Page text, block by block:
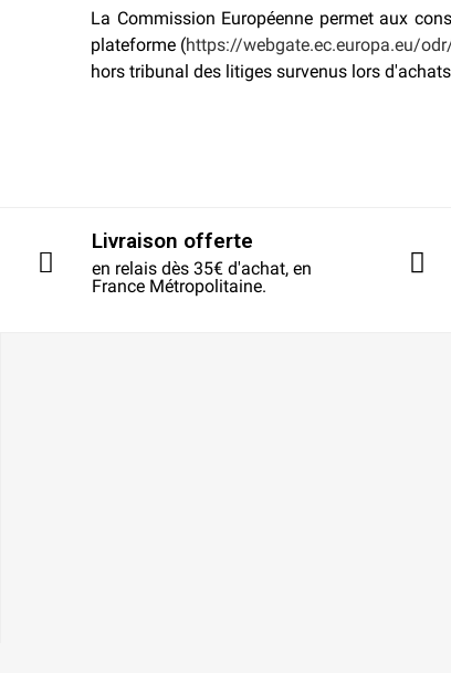
La Commission Européenne permet aux
plateforme (https://webgate.ec.europa.eu/
hors tribunal des litiges survenus lors
Livraison offerte
en relais dès 35€ d'achat, en
France Métropolitaine.